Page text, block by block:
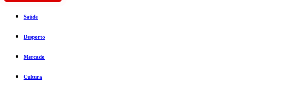
Saúde
Desporto
Mercado
Cultura